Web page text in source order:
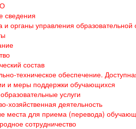
сведения
и органы управления образовательной
состав
техническое обеспечение.
и меры поддержки обучающихся
услуги
хозяйственная деятельность
места для приема (перевода)
сотрудничество